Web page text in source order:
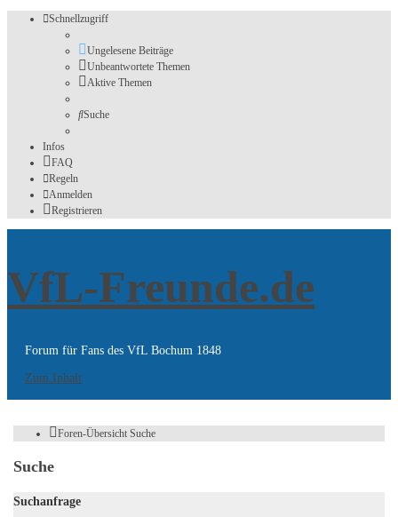
Schnellzugriff
Ungelesene Beiträge
Unbeantwortete Themen
Aktive Themen
Suche
Infos
FAQ
Regeln
Anmelden
Registrieren
VfL-Freunde.de
Forum für Fans des VfL Bochum 1848
Zum Inhalt
Foren-Übersicht Suche
Suche
Suchanfrage